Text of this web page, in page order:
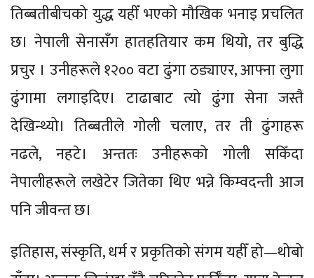
तिब्बतीबीचको युद्ध यहीँ भएको मौखिक भनाइ प्रचलित
छ। नेपाली सेनासँग हातहतियार कम थियो, तर बुद्धि
प्रचुर । उनीहरूले १२०० वटा ढुंगा ठड्याएर, आफ्ना लुगा
ढुंगामा लगाइदिए। टाढाबाट त्यो ढुंगा सेना जस्तै
देखिन्थ्यो। तिब्बतीले गोली चलाए, तर ती ढुंगाहरू
नढले, नहटे। अन्ततः उनीहरूको गोली सकिँदा
नेपालीहरूले लखेटेर जितेका थिए भन्ने किम्वदन्ती आज
पनि जीवन्त छ।
इतिहास, संस्कृति, धर्म र प्रकृतिको संगम यहीँ हो—थोबो